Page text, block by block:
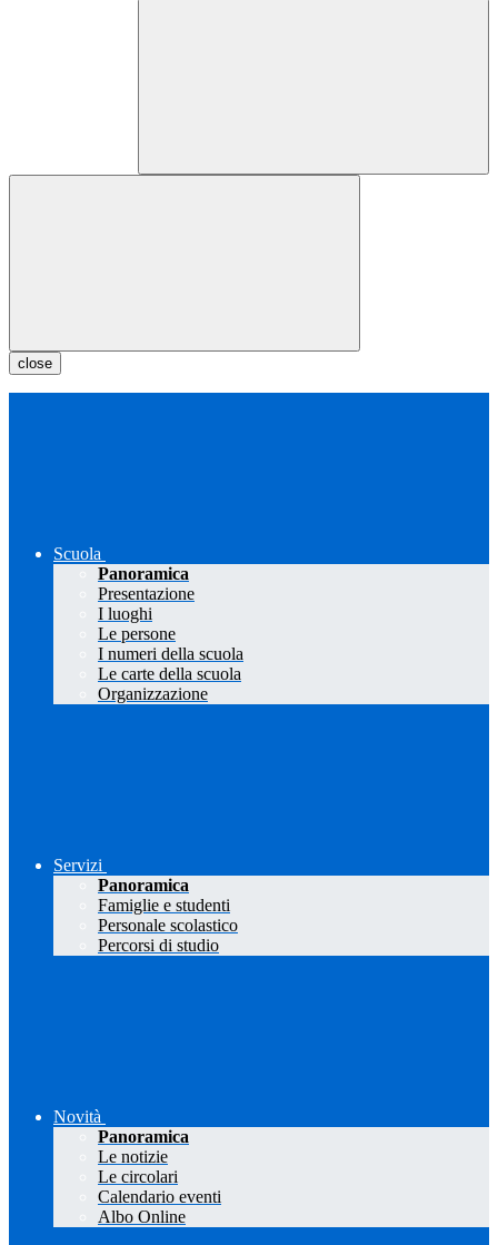
close
Scuola
Panoramica
Presentazione
I luoghi
Le persone
I numeri della scuola
Le carte della scuola
Organizzazione
Servizi
Panoramica
Famiglie e studenti
Personale scolastico
Percorsi di studio
Novità
Panoramica
Le notizie
Le circolari
Calendario eventi
Albo Online